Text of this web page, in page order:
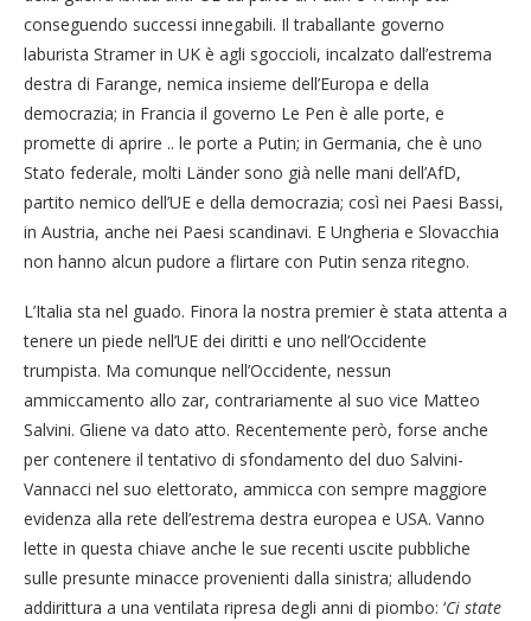
conseguendo successi innegabili. Il traballante governo
laburista Stramer in UK è agli sgoccioli, incalzato dall’estrema
destra di Farange, nemica insieme dell’Europa e della
democrazia; in Francia il governo Le Pen è alle porte, e
promette di aprire .. le porte a Putin; in Germania, che è uno
Stato federale, molti Länder sono già nelle mani dell’AfD,
partito nemico dell’UE e della democrazia; così nei Paesi Bassi,
in Austria, anche nei Paesi scandinavi. E Ungheria e Slovacchia
non hanno alcun pudore a flirtare con Putin senza ritegno.
L’Italia sta nel guado. Finora la nostra premier è stata attenta a
tenere un piede nell’UE dei diritti e uno nell’Occidente
trumpista. Ma comunque nell’Occidente, nessun
ammiccamento allo zar, contrariamente al suo vice Matteo
Salvini. Gliene va dato atto. Recentemente però, forse anche
per contenere il tentativo di sfondamento del duo Salvini-
Vannacci nel suo elettorato, ammicca con sempre maggiore
evidenza alla rete dell’estrema destra europea e USA. Vanno
lette in questa chiave anche le sue recenti uscite pubbliche
sulle presunte minacce provenienti dalla sinistra; alludendo
addirittura a una ventilata ripresa degli anni di piombo: ‘Ci state